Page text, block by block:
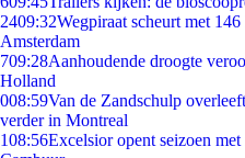
2409:32Wegpiraat scheurt met
Amsterdam
709:28Aanhoudende droogte
Holland
008:59Van de Zandschulp
verder in Montreal
108:56Excelsior opent seizoen